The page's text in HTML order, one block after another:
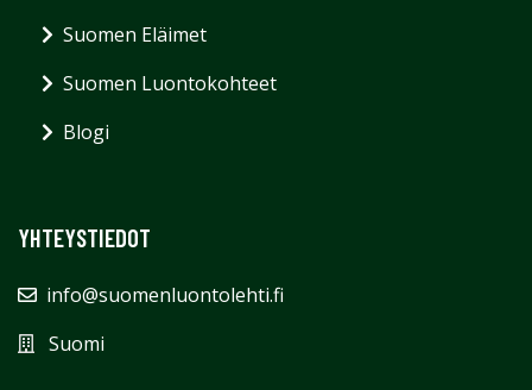
Suomen Eläimet
Suomen Luontokohteet
Blogi
YHTEYSTIEDOT
info@suomenluontolehti.fi
Suomi